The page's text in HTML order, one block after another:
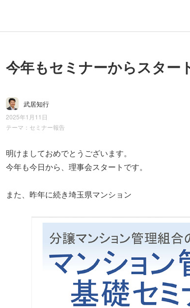
今年もセミナーからスター
武居知行
2025年1月11日
テーマ： セミナー報告
明けましておめでとうございます。
今年も今日から、理事会スタートです。
また、昨年に続き埼玉県マンション